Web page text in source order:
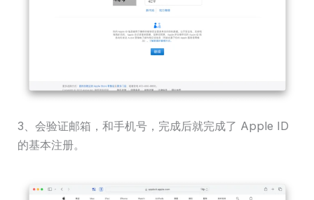
3、会验证邮箱，和手机号，完成后就完成了 Apple ID
的基本注册。